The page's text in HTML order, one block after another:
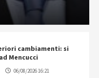
cambiamenti: si
Mencucci
06/08/2026 16:21